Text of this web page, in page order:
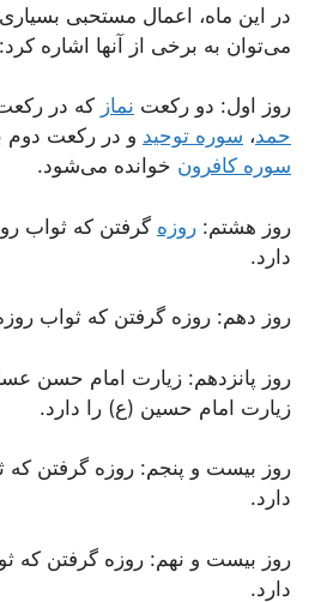
در این ماه، اعمال مستحبی
می‌توان به برخی از آنها اشاره کرد:
روز اول: دو رکعت نماز که در
حمد، سوره توحید و در رکعت دوم
سوره کافرون خوانده می‌شود.
روز هشتم: روزه گرفتن که ثواب
دارد.
روز دهم: روزه گرفتن که ثواب
روز پانزدهم: زیارت امام حسن
زیارت امام حسین (ع) را دارد.
روز بیست و پنجم: روزه گرفتن که
دارد.
روز بیست و نهم: روزه گرفتن که
دارد.